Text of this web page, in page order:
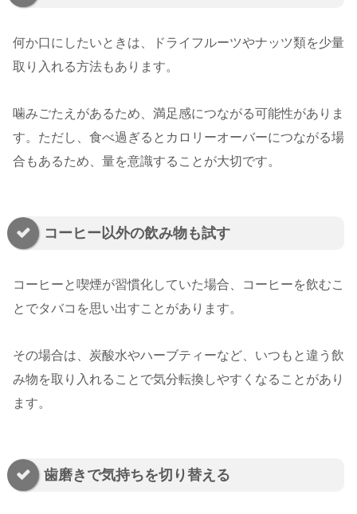
何か口にしたいときは、ドライフルーツやナッツ類を少量
取り入れる方法もあります。
噛みごたえがあるため、満足感につながる可能性がありま
す。ただし、食べ過ぎるとカロリーオーバーにつながる場
合もあるため、量を意識することが大切です。
コーヒー以外の飲み物も試す
コーヒーと喫煙が習慣化していた場合、コーヒーを飲むこ
とでタバコを思い出すことがあります。
その場合は、炭酸水やハーブティーなど、いつもと違う飲
み物を取り入れることで気分転換しやすくなることがあり
ます。
歯磨きで気持ちを切り替える